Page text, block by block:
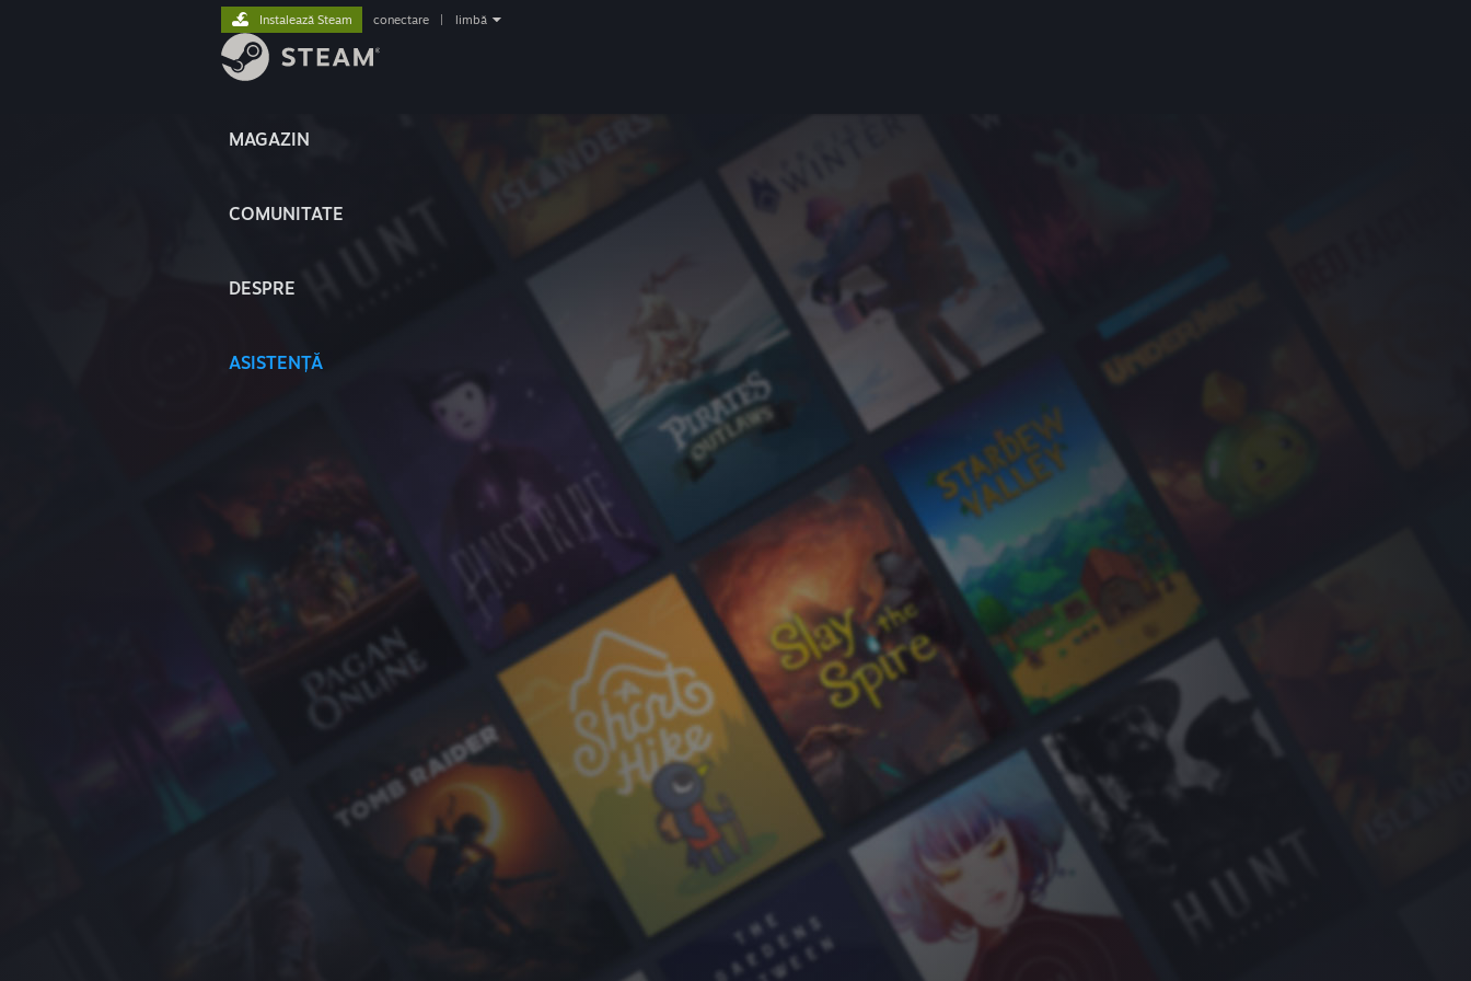
MAGAZIN
COMUNITATE
DESPRE
ASISTENȚĂ
Instalează Steam conectare limbă